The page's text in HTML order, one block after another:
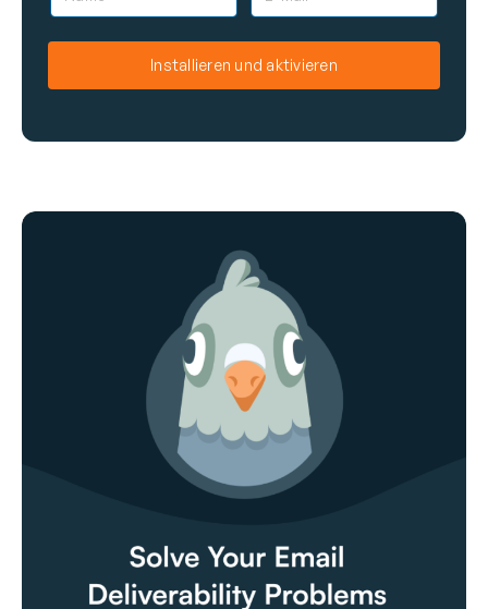
Installieren und aktivieren